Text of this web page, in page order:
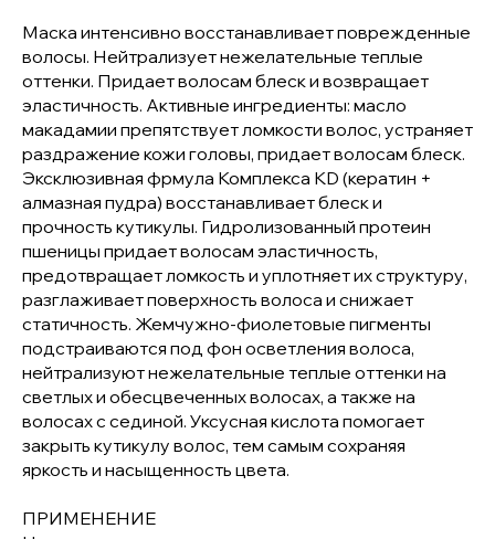
Маска интенсивно восстанавливает поврежденные
волосы. Нейтрализует нежелательные теплые
оттенки. Придает волосам блеск и возвращает
эластичность. Активные ингредиенты: масло
макадамии препятствует ломкости волос, устраняет
раздражение кожи головы, придает волосам блеск.
Эксклюзивная фрмула Комплекса KD (кератин +
алмазная пудра) восстанавливает блеск и
прочность кутикулы. Гидролизованный протеин
пшеницы придает волосам эластичность,
предотвращает ломкость и уплотняет их структуру,
разглаживает поверхность волоса и снижает
статичность. Жемчужно-фиолетовые пигменты
подстраиваются под фон осветления волоса,
нейтрализуют нежелательные теплые оттенки на
светлых и обесцвеченных волосах, а также на
волосах с сединой. Уксусная кислота помогает
закрыть кутикулу волос, тем самым сохраняя
яркость и насыщенность цвета.
ПРИМЕНЕНИЕ